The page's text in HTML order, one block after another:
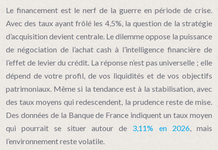
Le financement est le nerf de la guerre en période de crise.
Avec des taux ayant frôlé les 4,5%, la question de la stratégie
d’acquisition devient centrale. Le dilemme oppose la puissance
de négociation de l’achat cash à l’intelligence financière de
l’effet de levier du crédit. La réponse n’est pas universelle ; elle
dépend de votre profil, de vos liquidités et de vos objectifs
patrimoniaux. Même si la tendance est à la stabilisation, avec
des taux moyens qui redescendent, la prudence reste de mise.
Des données de la Banque de France indiquent un taux moyen
qui pourrait se situer autour de 3,11% en 2026, mais
l’environnement reste volatile.